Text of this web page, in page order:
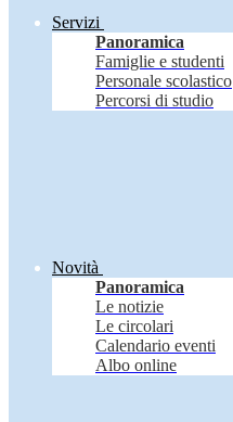
Servizi
Panoramica
Famiglie e studenti
Personale scolastico
Percorsi di studio
Novità
Panoramica
Le notizie
Le circolari
Calendario eventi
Albo online